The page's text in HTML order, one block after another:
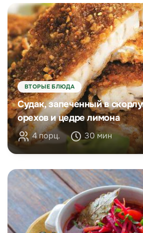
ВТОРЫЕ БЛЮДА
Судак, запеченный в
орехов и цедре лимона
4 порц. 30 мин